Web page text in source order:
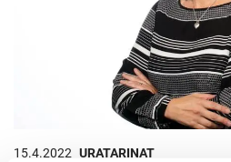
15.4.2022 URATARINAT